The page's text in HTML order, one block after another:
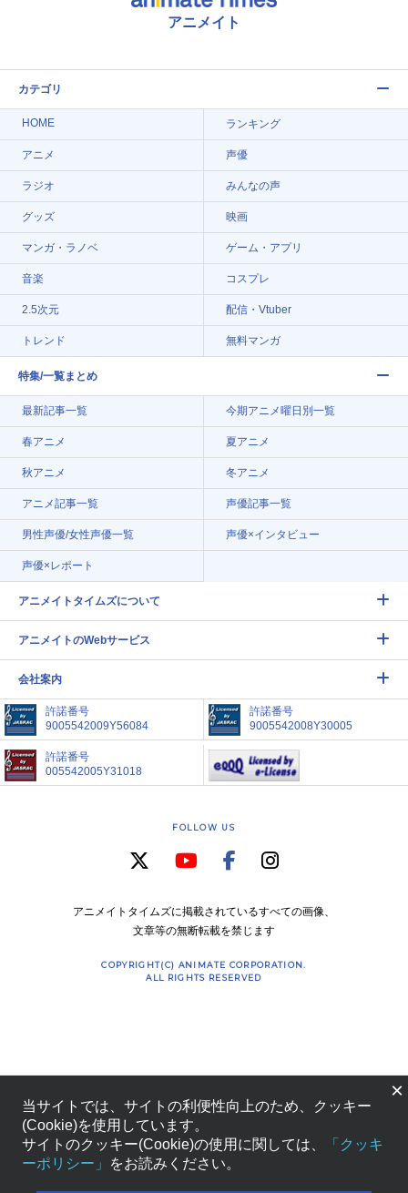
アニメイト
カテゴリ
HOME ランキング
アニメ 声優
ラジオ みんなの声
グッズ 映画
マンガ・ラノベ ゲーム・アプリ
音楽 コスプレ
2.5次元 配信・Vtuber
トレンド 無料マンガ
特集/一覧まとめ
最新記事一覧 今期アニメ曜日別一覧
春アニメ 夏アニメ
秋アニメ 冬アニメ
アニメ記事一覧 声優記事一覧
男性声優/女性声優一覧 声優×インタビュー
声優×レポート
アニメイトタイムズについて
アニメイトのWebサービス
会社案内
許諾番号
9005542009Y56084
許諾番号
9005542008Y30005
許諾番号
005542005Y31018
FOLLOW US
アニメイトタイムズに掲載されているすべての画像、
文章等の無断転載を禁じます
COPYRIGHT(C) ANIMATE CORPORATION.
ALL RIGHTS RESERVED
×
当サイトでは、サイトの利便性向上のため、クッキー
(Cookie)を使用しています。
サイトのクッキー(Cookie)の使用に関しては、
「クッキ
ーポリシー」
をお読みください。